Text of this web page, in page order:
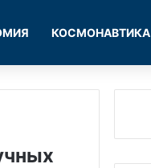
КОСМОНАВТИКА